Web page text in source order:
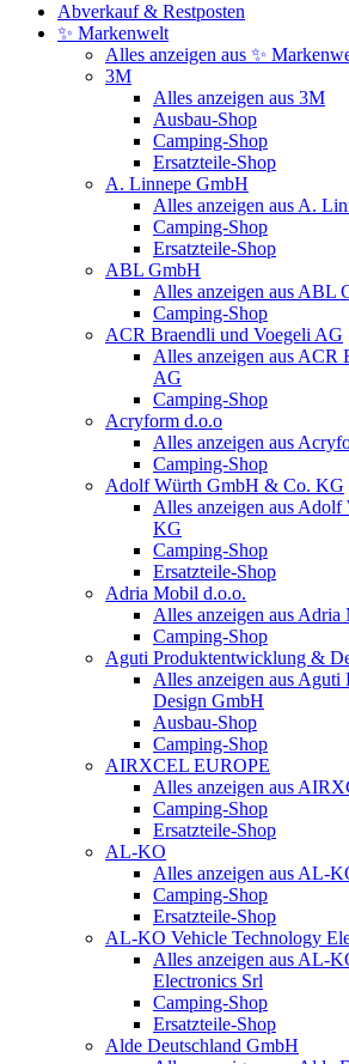
Abverkauf & Restposten
✨ Markenwelt
Alles anzeigen aus ✨
3M
Alles anzeigen aus 3M
Ausbau-Shop
Camping-Shop
Ersatzteile-Shop
A. Linnepe GmbH
Alles anzeigen aus A.
Camping-Shop
Ersatzteile-Shop
ABL GmbH
Alles anzeigen aus ABL
Camping-Shop
ACR Braendli und Voegeli AG
Alles anzeigen aus ACR
AG
Camping-Shop
Acryform d.o.o
Alles anzeigen aus
Camping-Shop
Adolf Würth GmbH & Co. KG
Alles anzeigen aus
KG
Camping-Shop
Ersatzteile-Shop
Adria Mobil d.o.o.
Alles anzeigen aus Adria
Camping-Shop
Aguti Produktentwicklung &
Alles anzeigen aus
Design GmbH
Ausbau-Shop
Camping-Shop
AIRXCEL EUROPE
Alles anzeigen aus
Camping-Shop
Ersatzteile-Shop
AL-KO
Alles anzeigen aus AL-
Camping-Shop
Ersatzteile-Shop
AL-KO Vehicle Technology
Alles anzeigen aus AL-
Electronics Srl
Camping-Shop
Ersatzteile-Shop
Alde Deutschland GmbH